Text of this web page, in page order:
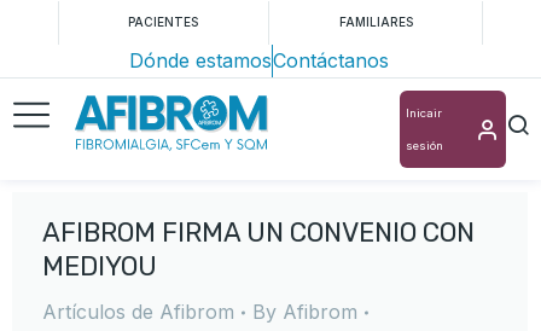
PACIENTES FAMILIARES
Dónde estamosContáctanos
Inicair
sesión
AFIBROM FIRMA UN CONVENIO CON
MEDIYOU
Artículos de Afibrom By Afibrom